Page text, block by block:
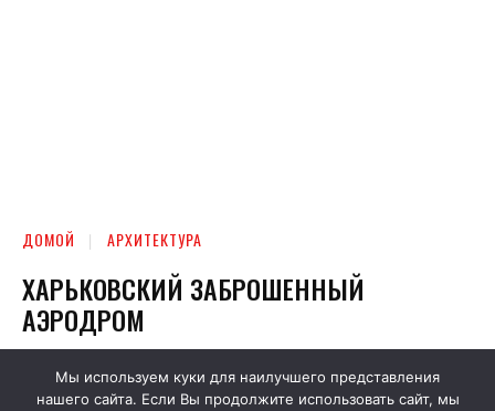
Мы используем куки для наилучшего представления
нашего сайта. Если Вы продолжите использовать сайт, мы